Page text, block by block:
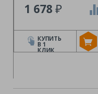
1 678₽
КУПИТЬ
В 1
КЛИК